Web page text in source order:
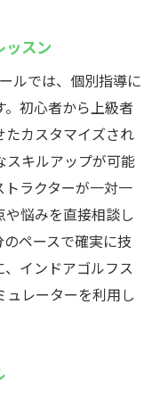
ッスン
ルでは、個別指導に
初心者から上級者
たカスタマイズされ
スキルアップが可能
ラクターが一対一
悩みを直接相談し
ペースで確実に技
インドアゴルフス
ュレーターを利用し